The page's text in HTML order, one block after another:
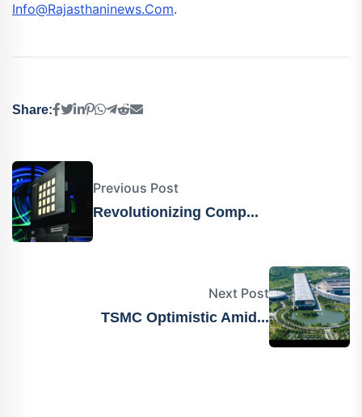
Info@rajasthaninews.com.
Share:
Previous Post
Revolutionizing Comp...
Next Post
TSMC Optimistic Amid...